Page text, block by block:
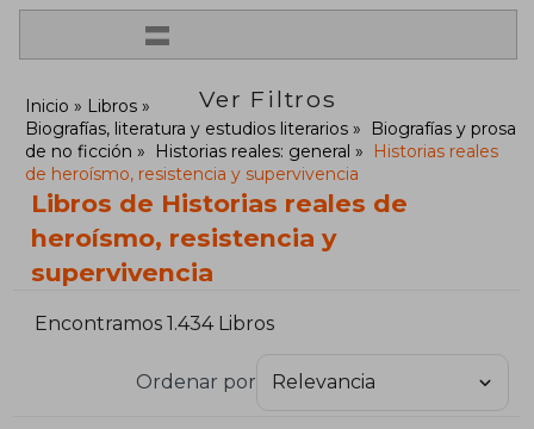
=
Ver Filtros
Inicio
Libros
Biografías, literatura y estudios literarios
Biografías y prosa
de no ficción
Historias reales: general
Historias reales
de heroísmo, resistencia y supervivencia
Libros de Historias reales de
heroísmo, resistencia y
supervivencia
Encontramos 1.434 Libros
Ordenar por